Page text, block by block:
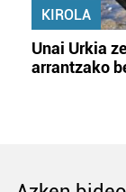
KIROLA
Unai Urkia
arrantzako